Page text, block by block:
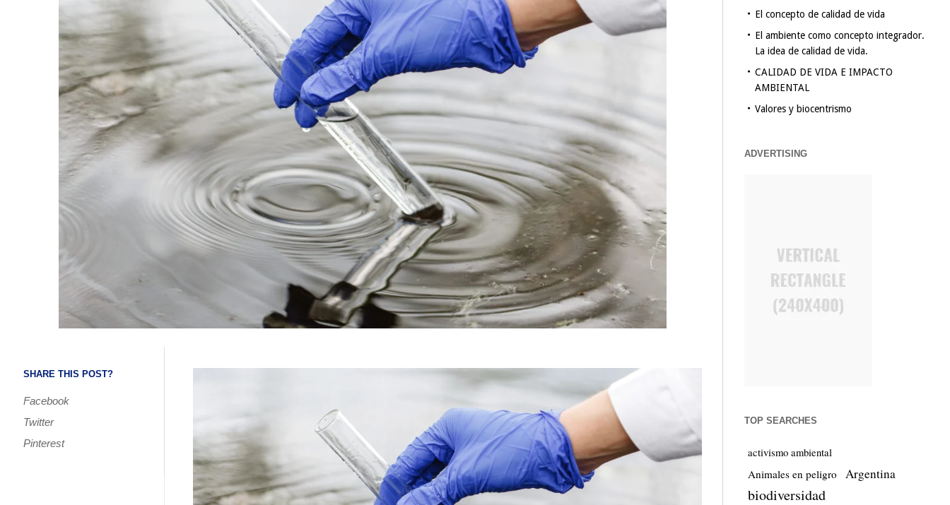
SHARE THIS POST?
Facebook
Twitter
Pinterest
El concepto de calidad de vida
El ambiente como concepto integrador.
La idea de calidad de vida.
CALIDAD DE VIDA E IMPACTO
AMBIENTAL
Valores y biocentrismo
ADVERTISING
TOP SEARCHES
activismo ambiental
Animales en peligro Argentina
biodiversidad